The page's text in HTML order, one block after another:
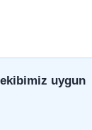
uygun